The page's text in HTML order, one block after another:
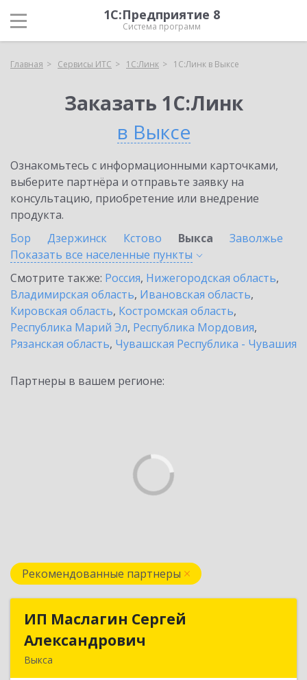
1С:Предприятие 8
Система программ
Главная Сервисы ИТС 1С:Линк 1С:Линк в Выксе
Заказать 1С:Линк
в Выксе
Ознакомьтесь с информационными карточками,
выберите партнёра и отправьте заявку на
консультацию, приобретение или внедрение
продукта.
Бор
Дзержинск Кстово Выкса
Заволжье
Показать все населенные пункты
Смотрите также: Россия, Нижегородская область,
Владимирская область, Ивановская область,
Кировская область, Костромская область,
Республика Марий Эл, Республика Мордовия,
Рязанская область, Чувашская Республика - Чувашия
Партнеры в вашем регионе:
Рекомендованные партнеры
ИП Маслагин Сергей
Александрович
Выкса
ИП Маслагин Сергей